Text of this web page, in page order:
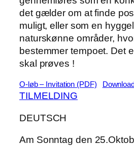
det gælder om at finde
muligt, eller som en
naturskønne områder,
bestemmer tempoet. Det
skal prøves !
O-løb – Invitation (PDF) Download
TILMELDING
DEUTSCH
Am Sonntag den